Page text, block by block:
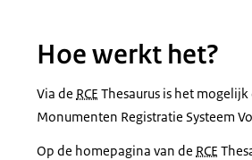
Hoe werkt het?
Via de RCE Thesaurus is het
Monumenten Registratie Systeem
Op de homepagina van de RCE